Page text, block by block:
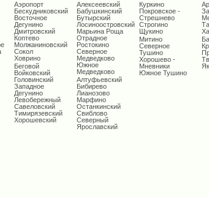
Аэропорт
Бескудниковский
Восточное
Дегунино
Дмитровский
Коптево
Молжаниновский
Сокол
Ховрино
Беговой
Войковский
Головинский
Западное
Дегунино
Левобережный
Савеловский
Тимирязевский
Хорошевский
Алексеевский
Бабушкинский
Бутырский
Лосиноостровский
Марьина Роща
Отрадное
Ростокино
Северное
Медведково
Южное
Медведково
Алтуфьевский
Бибирево
Лианозово
Марфино
Останкинский
Свиблово
Северный
Ярославский
Куркино
Покровское -
Стрешнево
Строгино
Щукино
Митино
Северное
Тушино
Хорошево -
Мневники
Южное Тушино